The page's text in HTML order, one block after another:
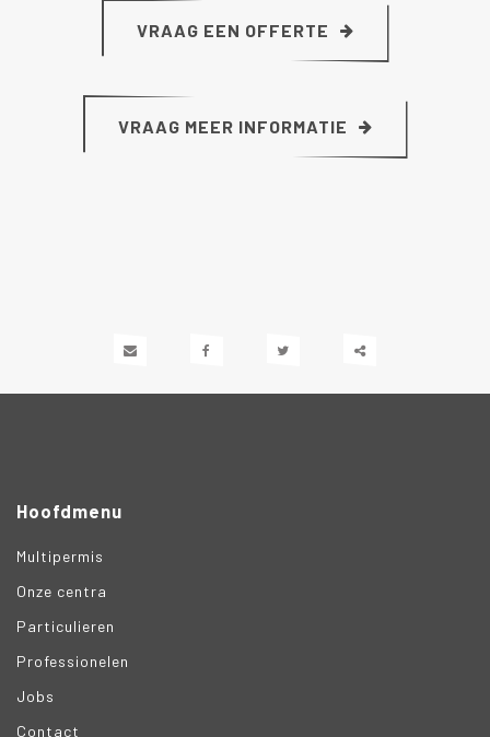
VRAAG EEN OFFERTE
VRAAG MEER INFORMATIE
Hoofdmenu
Multipermis
Onze centra
Particulieren
Professionelen
Jobs
Contact